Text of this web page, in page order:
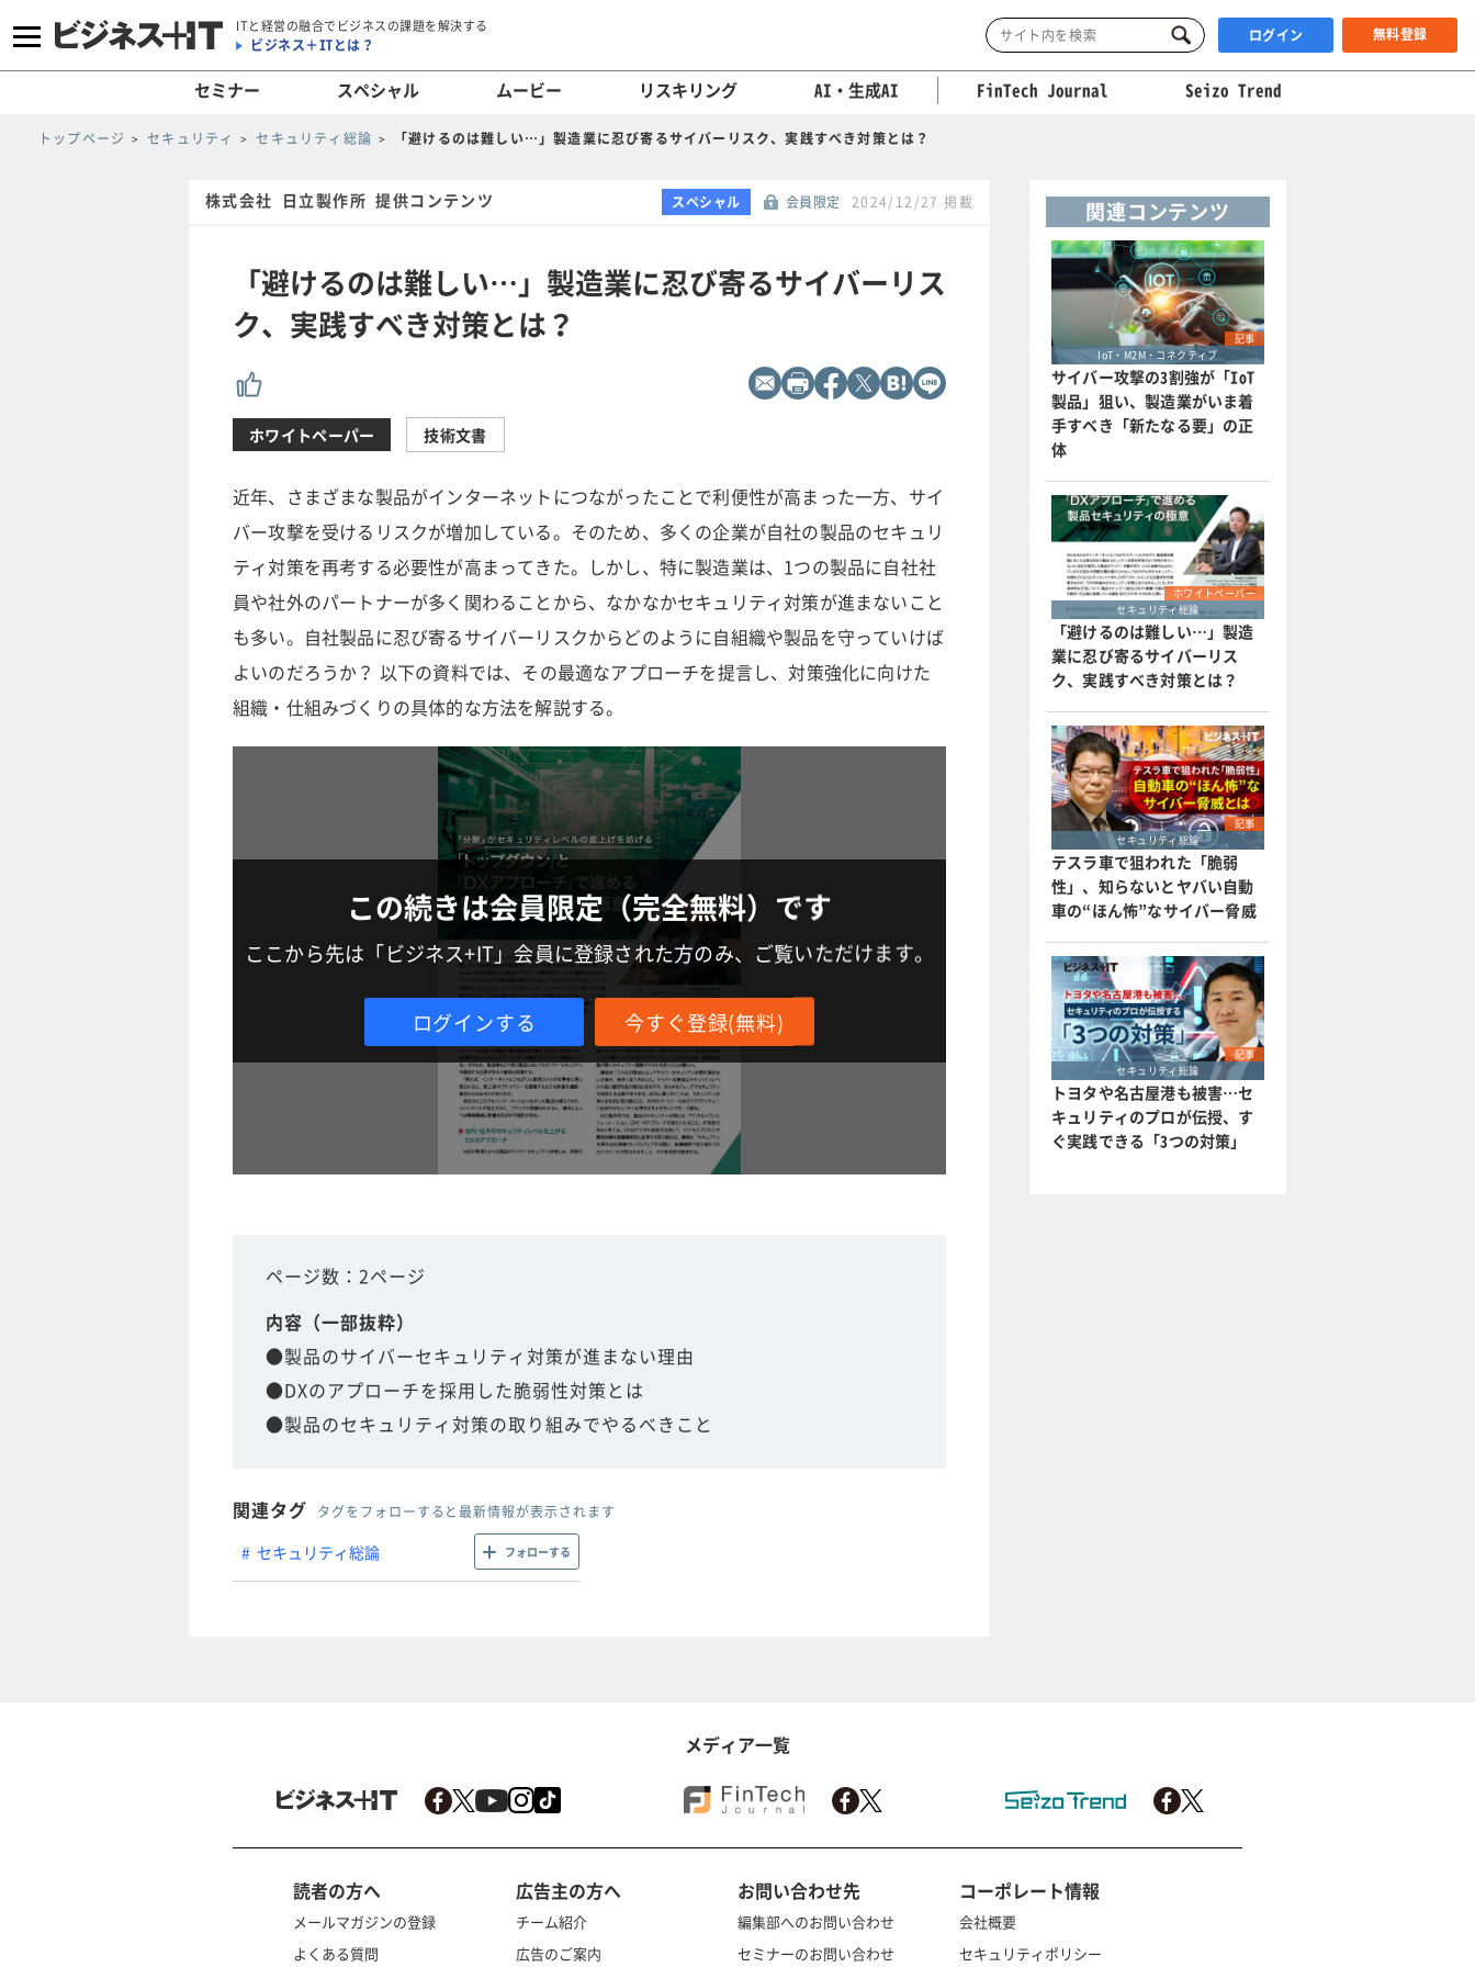
ITと経営の融合でビジネスの課題を解決する
ビジネス＋ITとは？ ログイン 無料登録
セミナー スペシャル ムービー リスキリング AI・生成AI FinTech Journal Seizo Trend
トップページ セキュリティ セキュリティ総論 「避けるのは難しい…」製造業に忍び寄るサイバーリスク、実践すべき対策とは？
株式会社 日立製作所 提供コンテンツ スペシャル 会員限定 2024/12/27 掲載
「避けるのは難しい…」製造業に忍び寄るサイバーリス
ク、実践すべき対策とは？
ホワイトペーパー 技術文書
近年、さまざまな製品がインターネットにつながったことで利便性が高まった一方、サイ
バー攻撃を受けるリスクが増加している。そのため、多くの企業が自社の製品のセキュリ
ティ対策を再考する必要性が高まってきた。しかし、特に製造業は、1つの製品に自社社
員や社外のパートナーが多く関わることから、なかなかセキュリティ対策が進まないこと
も多い。自社製品に忍び寄るサイバーリスクからどのように自組織や製品を守っていけば
よいのだろうか？ 以下の資料では、その最適なアプローチを提言し、対策強化に向けた
組織・仕組みづくりの具体的な方法を解説する。
この続きは会員限定（完全無料）です
ここから先は「ビジネス+IT」会員に登録された方のみ、ご覧いただけます。
ログインする 今すぐ登録(無料)
ページ数：2ページ
内容（一部抜粋）
●製品のサイバーセキュリティ対策が進まない理由
●DXのアプローチを採用した脆弱性対策とは
●製品のセキュリティ対策の取り組みでやるべきこと
関連タグ タグをフォローすると最新情報が表示されます
セキュリティ総論 フォローする
関連コンテンツ
記事
IoT・M2M・コネクティブ
サイバー攻撃の3割強が「IoT
製品」狙い、製造業がいま着
手すべき「新たなる要」の正
体
ホワイトペーパー
セキュリティ総論
「避けるのは難しい…」製造
業に忍び寄るサイバーリス
ク、実践すべき対策とは？
記事
セキュリティ総論
テスラ車で狙われた「脆弱
性」、知らないとヤバい自動
車の“ほん怖”なサイバー脅威
記事
セキュリティ総論
トヨタや名古屋港も被害…セ
キュリティのプロが伝授、す
ぐ実践できる「3つの対策」
メディア一覧
読者の方へ
メールマガジンの登録
よくある質問
広告主の方へ
チーム紹介
広告のご案内
お問い合わせ先
編集部へのお問い合わせ
セミナーのお問い合わせ
コーポレート情報
会社概要
セキュリティポリシー